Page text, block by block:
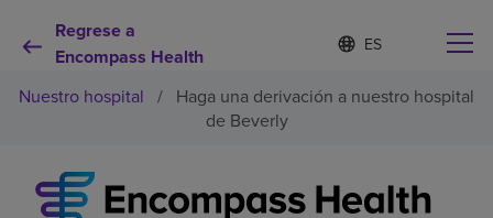
Regrese a
Encompass Health
Lista
de
contraída
d
o
e
Por qué debe elegirnos
Nuestro hospital / Haga una derivación a nuestro hospital
de Beverly